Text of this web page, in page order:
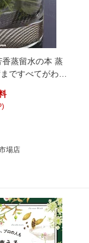
香蒸留水の本 蒸
ですべてがわか
場店